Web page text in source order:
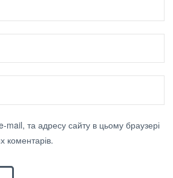
mail, та адресу сайту в цьому браузері
коментарів.